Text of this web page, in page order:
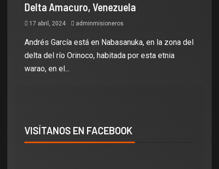
Delta Amacuro, Venezuela
17 abril, 2024 adminmisioneros
Andrés García está en Nabasanuka, en la zona del
delta del río Orinoco, habitada por esta etnia
warao, en el...
VISÍTANOS EN FACEBOOK